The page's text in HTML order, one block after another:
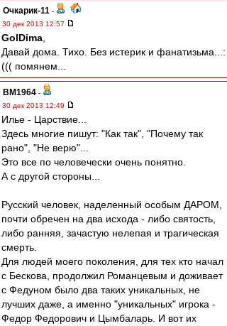
Очкарик-11 -
30 дек 2013 12:57
GolDima
Давай дома. Тихо. Без истерик и фанатизьма...:
((( помянем...
BM1964 -
30 дек 2013 12:49
Илье - Царствие...
Здесь многие пишут: "Как так", "Почему так
рано", "Не верю"...
Это все по человечески очень понятно.
А с другой стороны...
Русский человек, наделенный особым ДАРОМ,
почти обречен на два исхода - либо святость,
либо ранняя, зачастую нелепая и трагическая
смерть.
Для людей моего поколения, для тех кто начал
с Бескова, продолжил Романцевым и доживает
с Федуном было два таких уникальных, не
лучших даже, а именно "уникальных" игрока -
Федор Федорович и Цымбаларь. И вот их